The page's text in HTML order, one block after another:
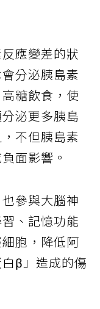
應變差的狀
分泌胰島素
糖飲食，使
泌更多胰島
不但胰島素
面影響。
參與大腦神
、記憶功能
胞，降低阿
β」造成的傷